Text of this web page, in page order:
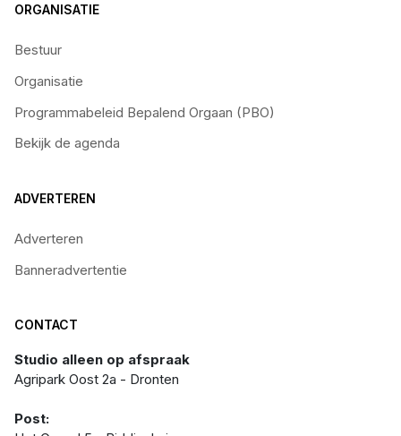
ORGANISATIE
Bestuur
Organisatie
Programmabeleid Bepalend Orgaan (PBO)
Bekijk de agenda
ADVERTEREN
Adverteren
Banneradvertentie
CONTACT
Studio alleen op afspraak
Agripark Oost 2a - Dronten
Post: